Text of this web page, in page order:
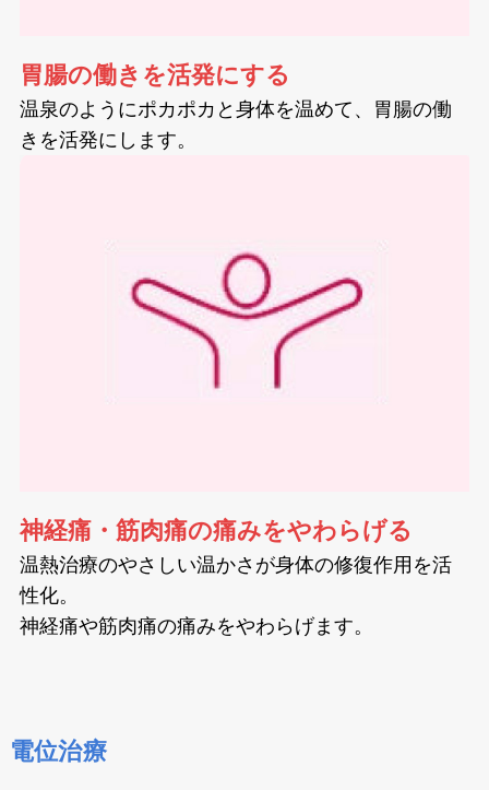
胃腸の働きを活発にする
温泉のようにポカポカと身体を温めて、胃腸の働
きを活発にします。
神経痛・筋肉痛の痛みをやわらげる
温熱治療のやさしい温かさが身体の修復作用を活
性化。
神経痛や筋肉痛の痛みをやわらげます。
電位治療